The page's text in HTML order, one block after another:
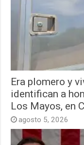
Era plomero y
identifican a
Los Mayos, en
agosto 5, 2026